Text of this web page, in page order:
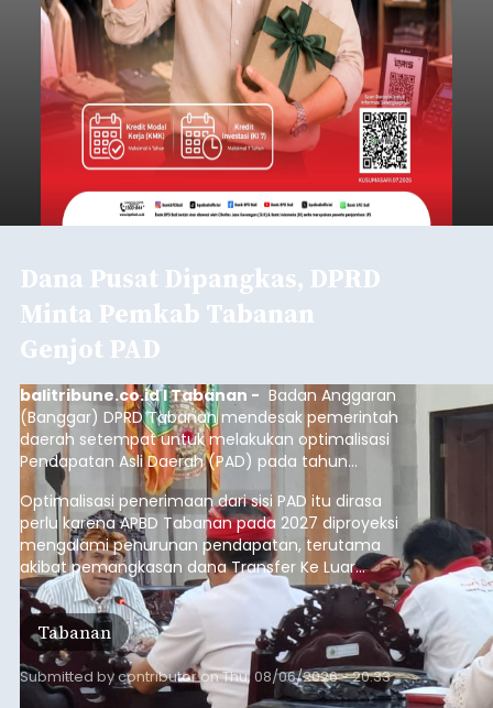
Dana Pusat Dipangkas, DPRD
Minta Pemkab Tabanan
Genjot PAD
balitribune.co.id I Tabanan - Badan Anggaran
(Banggar) DPRD Tabanan mendesak pemerintah
daerah setempat untuk melakukan optimalisasi
Pendapatan Asli Daerah (PAD) pada tahun
anggaran 2027.
Optimalisasi penerimaan dari sisi PAD itu dirasa
perlu karena APBD Tabanan pada 2027 diproyeksi
mengalami penurunan pendapatan, terutama
akibat pemangkasan dana Transfer Ke Luar
Daerah (TKD) dari pemerintah pusat.
Tabanan
Submitted bycontributoronThu, 08/06/2026 - 20:33